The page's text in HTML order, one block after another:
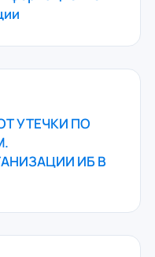
УТЕЧКИ ПО
ИБ В